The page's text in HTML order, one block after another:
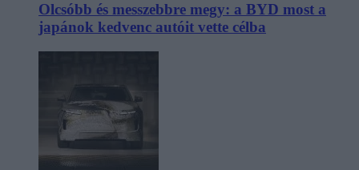
Olcsóbb és messzebbre megy: a BYD most a
japánok kedvenc autóit vette célba